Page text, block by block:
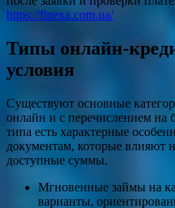
https://finexa.com.ua/
Типы
условия
Существуют основные
онлайн и с перечислением на
типа есть характерные
документам, которые влияют
доступные суммы.
Мгновенные займы на
варианты,